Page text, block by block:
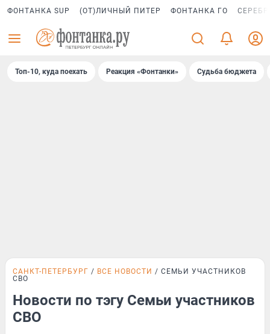
ФОНТАНКА SUP (ОТ)ЛИЧНЫЙ ПИТЕР ФОНТАНКА ГО
Топ-10, куда поехать Реакция «Фонтанки» Судьба бюджета
САНКТ-ПЕТЕРБУРГ ВСЕ НОВОСТИ
СЕМЬИ УЧАСТНИКОВ
СВО
Новости по тэгу Семьи участников
СВО